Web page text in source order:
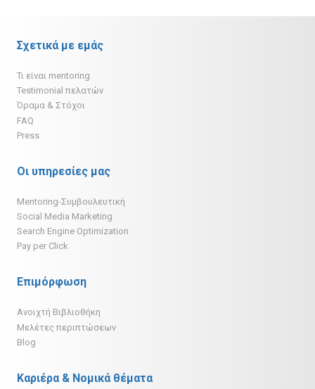
Σχετικά με εμάς
Τι είναι mentoring
Testimonial πελατών
Όραμα & Στόχοι
FAQ
Press
Οι υπηρεσίες μας
Mentoring-Συμβουλευτική
Social Media Marketing
Search Engine Optimization
Pay per Click
Επιμόρφωση
Ανοιχτή Βιβλιοθήκη
Μελέτες περιπτώσεων
Blog
Καριέρα & Νομικά θέματα